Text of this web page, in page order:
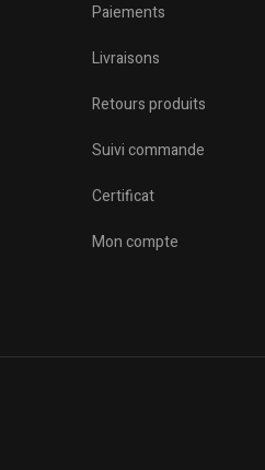
Paiements
Livraisons
Retours produits
Suivi commande
Certificat
Mon compte